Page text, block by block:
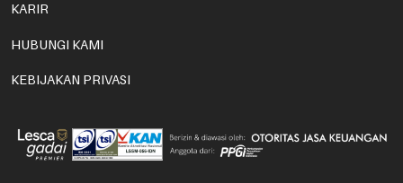
KARIR
HUBUNGI KAMI
KEBIJAKAN PRIVASI